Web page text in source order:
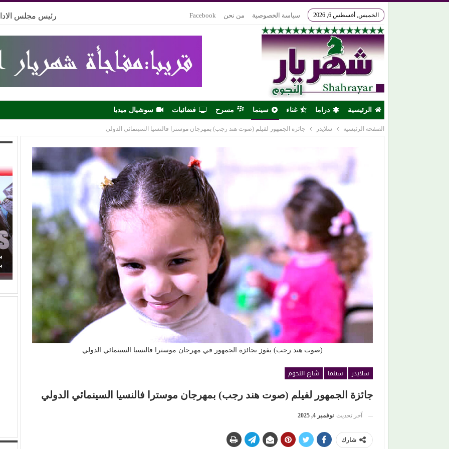
الخميس, أغسطس 6, 2026 سياسة الخصوصية من نحن Facebook رئيس مجلس
الرئيسية دراما غناء سينما مسرح فضائيات سوشيال ميديا
الصفحة الرئيسية سلايدر جائزة الجمهور لفيلم (صوت هند رجب) بمهرجان موسترا فالنسيا السينمائي الدولي
(صوت هند رجب) يفوز بجائزة الجمهور في مهرجان موسترا فالنسيا السينمائي الدولي
سلايدر سينما
شارع النجوم
جائزة الجمهور لفيلم (صوت هند رجب) بمهرجان موسترا فالنسيا السينمائي الدولي
آخر تحديث نوفمبر 4, 2025
شارك
بعد أن أشعل مسارح 4 دول.. (أبو الليف) يعود إلى
القاهرة بأغانٍ جديدة وخطة مختلفة
(مصطفى النجار) يحرك المياه الراكدة.. لماذا اكتفينا
بمشاهدة السقوط البطيء!